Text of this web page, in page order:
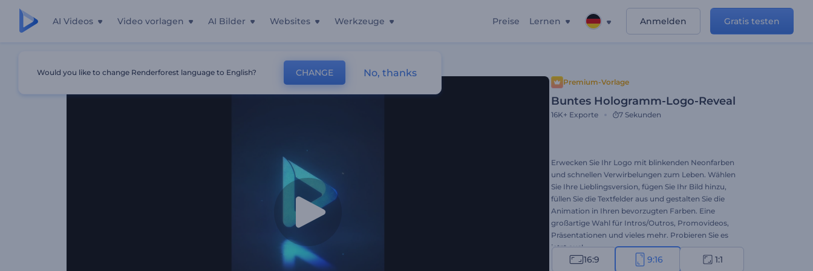
AI Videos Video vorlagen AI Bilder Websites Werkzeuge Preise Lernen Anmelden Gratis testen
Premium-Vorlage
Buntes Hologramm-Logo-Reveal
16K+ Exporte 7 Sekunden
Erwecken Sie Ihr Logo mit blinkenden Neonfarben
und schnellen Verwirbelungen zum Leben. Wählen
Sie Ihre Lieblingsversion, fügen Sie Ihr Bild hinzu,
füllen Sie die Textfelder aus und gestalten Sie die
Animation in Ihren bevorzugten Farben. Eine
großartige Wahl für Intros/Outros, Promovideos,
Präsentationen und vieles mehr. Probieren Sie es
jetzt aus!
16:9 9:16 1:1
Would you like to change Renderforest language to English? CHANGE No, thanks